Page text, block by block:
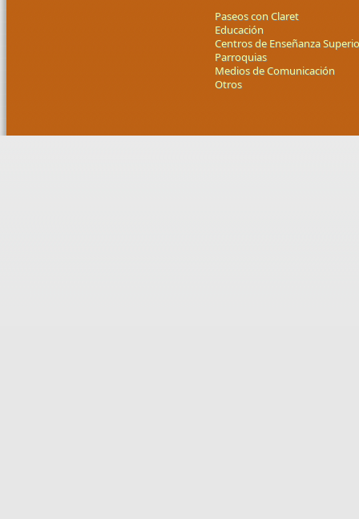
Paseos con Claret
Educación
Centros de Enseñanza
Parroquias
Medios de Comunicación
Otros